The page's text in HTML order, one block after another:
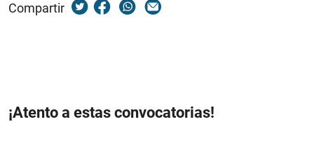
Compartir
¡Atento a estas convocatorias!